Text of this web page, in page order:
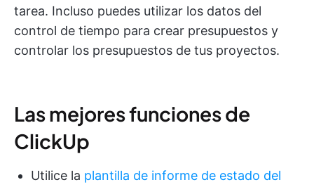
tarea. Incluso puedes utilizar los datos del
control de tiempo para crear presupuestos y
controlar los presupuestos de tus proyectos.
Las mejores funciones de
ClickUp
Utilice la plantilla de informe de estado del